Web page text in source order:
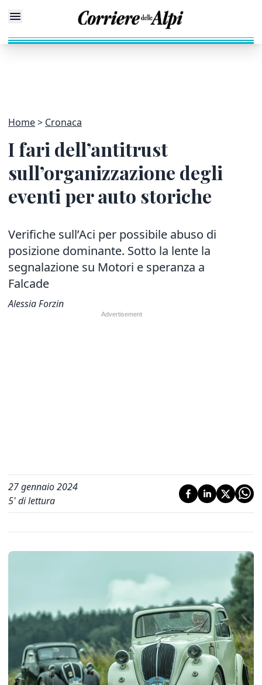
Home Cronaca
I fari dell’antitrust
sull’organizzazione degli
eventi per auto storiche
Verifiche sull’Aci per possibile abuso di
posizione dominante. Sotto la lente la
segnalazione su Motori e speranza a
Falcade
Alessia Forzin
27 gennaio 2024
5' di lettura